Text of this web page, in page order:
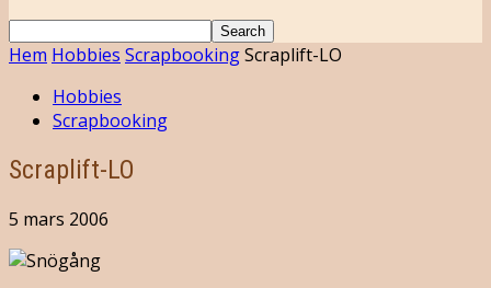
Hem Hobbies ScrapbookingScraplift-LO
Hobbies
Scrapbooking
Scraplift-LO
5 mars 2006